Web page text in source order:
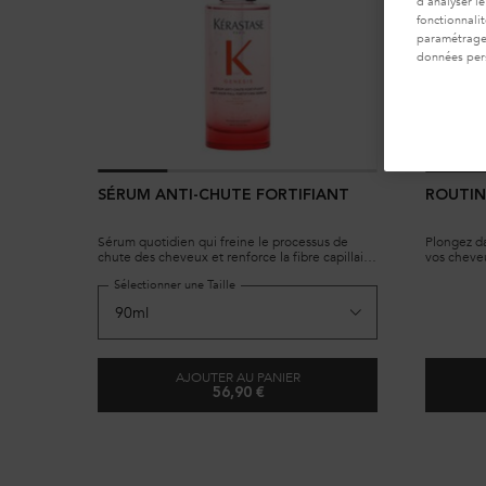
SÉRUM ANTI-CHUTE FORTIFIANT
Sérum quotidien qui freine le processus de
chute des cheveux et renforce la fibre capillaire
Sélectionner une Taille
AJOUTER AU PANIER
56,90 €
Plongez
vos
données